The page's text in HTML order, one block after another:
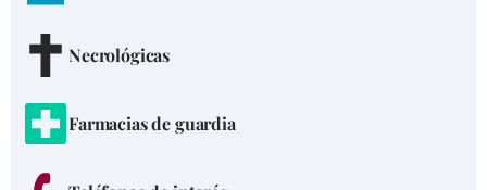
Necrológicas
Farmacias de guardia